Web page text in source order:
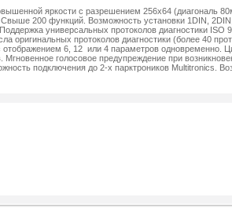
яркости с разрешением 256х64 (диагональ
200 функций. Возможность установки 1DIN,
универсальных протоколов диагностики ISO
оригинальных протоколов диагностики (более 40
отображением 6, 12 или 4 параметров одновременно.
голосовое предупреждение при
подключения до 2-х парктроников Multitronics.